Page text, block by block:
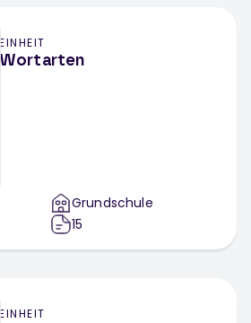
EINHEIT
Wortarten
Grundschule
15
EINHEIT